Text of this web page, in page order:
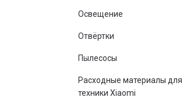
Освещение
Отвёртки
Пылесосы
Расходные материалы для
техники Xiaomi